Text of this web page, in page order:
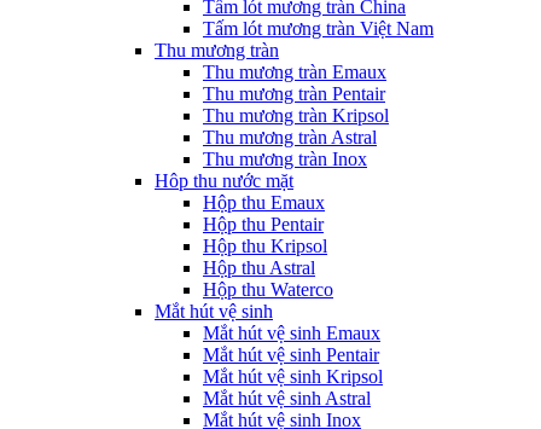
Tấm lót mương tràn China
Tấm lót mương tràn Việt Nam
Thu mương tràn
Thu mương tràn Emaux
Thu mương tràn Pentair
Thu mương tràn Kripsol
Thu mương tràn Astral
Thu mương tràn Inox
Hôp thu nước mặt
Hộp thu Emaux
Hộp thu Pentair
Hộp thu Kripsol
Hộp thu Astral
Hộp thu Waterco
Mắt hút vệ sinh
Mắt hút vệ sinh Emaux
Mắt hút vệ sinh Pentair
Mắt hút vệ sinh Kripsol
Mắt hút vệ sinh Astral
Mắt hút vệ sinh Inox